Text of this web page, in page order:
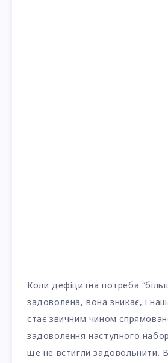
Коли дефіцитна потреба
задоволена, вона зникає, і
стає звичним чином
задоволення наступного
ще не встигли задовольнити.